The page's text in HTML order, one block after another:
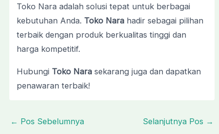
Toko Nara adalah solusi tepat untuk berbagai
kebutuhan Anda. Toko Narahadir sebagai pilihan
terbaik dengan produk berkualitas tinggi dan
harga kompetitif.
Hubungi Toko Narasekarang juga dan dapatkan
penawaran terbaik!
← Pos Sebelumnya Selanjutnya Pos →